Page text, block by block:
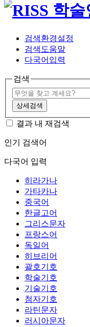
검색환경설정
검색도움말
다국어입력
검색
상세검색
결과 내 재검색
인기 검색어
다국어 입력
히라가나
가타카나
중국어
한글고어
그리스문자
프랑스어
독일어
히브리어
괄호기호
학술기호
기술기호
첨자기호
라틴문자
러시아문자